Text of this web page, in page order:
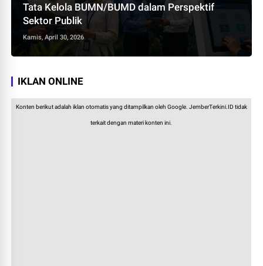
Tata Kelola BUMN/BUMD dalam Perspektif
Sektor Publik
Kamis, April 30, 2026
IKLAN ONLINE
Konten berikut adalah iklan otomatis yang ditampilkan oleh Google. JemberTerkini.ID tidak
terkait dengan materi konten ini.